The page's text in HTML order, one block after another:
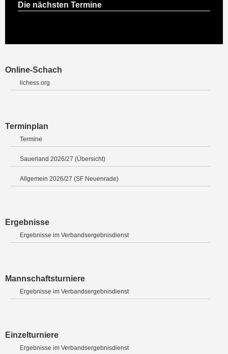
Die nächsten Termine
Online-Schach
lichess.org
Terminplan
Termine
Sauerland 2026/27 (Übersicht)
Allgemein 2026/27 (SF Neuenrade)
Ergebnisse
Ergebnisse im Verbandsergebnisdienst
Mannschaftsturniere
Ergebnisse im Verbandsergebnisdienst
Einzelturniere
Ergebnisse im Verbandsergebnisdienst